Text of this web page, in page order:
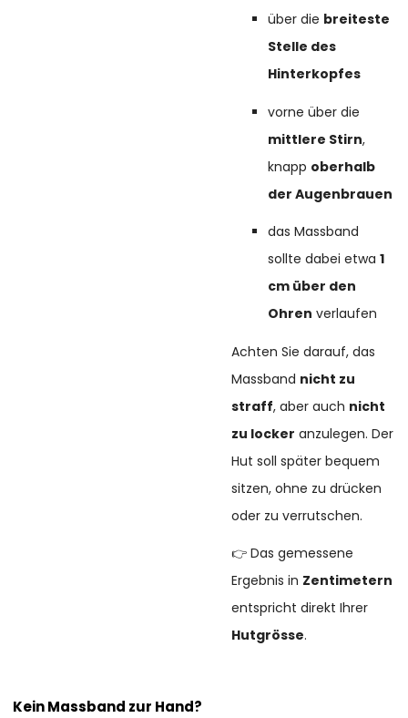
über die breiteste
Stelle des
Hinterkopfes
vorne über die
mittlere Stirn,
knapp oberhalb
der Augenbrauen
das Massband
sollte dabei etwa1
cm über den
Ohren verlaufen
Achten Sie darauf, das
Massband nicht zu
straff, aber auch nicht
zu locker anzulegen. Der
Hut soll später bequem
sitzen, ohne zu drücken
oder zu verrutschen.
👉 Das gemessene
Ergebnis in Zentimetern
entspricht direkt Ihrer
Hutgrösse.
Kein Massband zur Hand?